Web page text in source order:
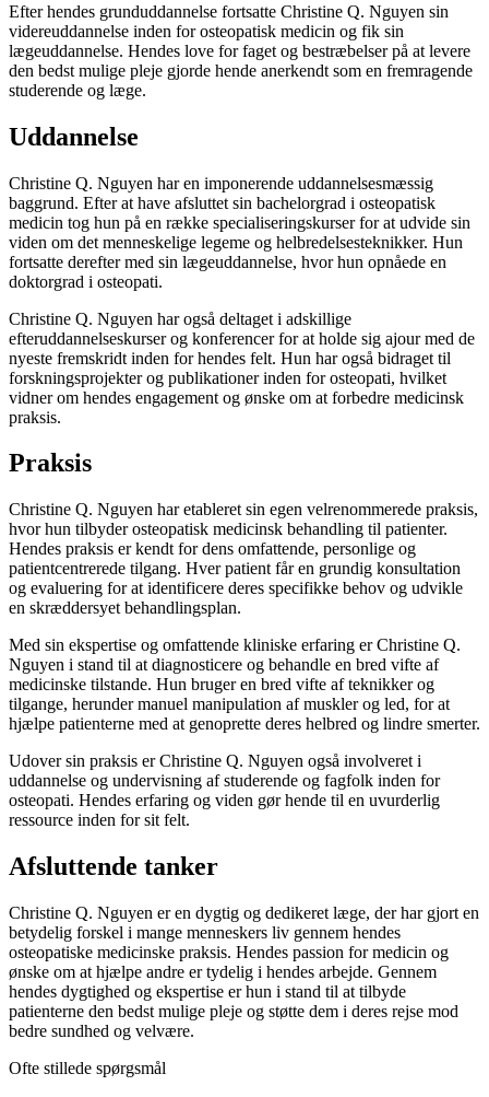
Efter hendes grunduddannelse fortsatte Christine Q. Nguyen sin
videreuddannelse inden for osteopatisk medicin og fik sin
lægeuddannelse. Hendes love for faget og bestræbelser på at levere
den bedst mulige pleje gjorde hende anerkendt som en fremragende
studerende og læge.
Uddannelse
Christine Q. Nguyen har en imponerende uddannelsesmæssig
baggrund. Efter at have afsluttet sin bachelorgrad i osteopatisk
medicin tog hun på en række specialiseringskurser for at udvide sin
viden om det menneskelige legeme og helbredelsesteknikker. Hun
fortsatte derefter med sin lægeuddannelse, hvor hun opnåede en
doktorgrad i osteopati.
Christine Q. Nguyen har også deltaget i adskillige
efteruddannelseskurser og konferencer for at holde sig ajour med de
nyeste fremskridt inden for hendes felt. Hun har også bidraget til
forskningsprojekter og publikationer inden for osteopati, hvilket
vidner om hendes engagement og ønske om at forbedre medicinsk
praksis.
Praksis
Christine Q. Nguyen har etableret sin egen velrenommerede praksis,
hvor hun tilbyder osteopatisk medicinsk behandling til patienter.
Hendes praksis er kendt for dens omfattende, personlige og
patientcentrerede tilgang. Hver patient får en grundig konsultation
og evaluering for at identificere deres specifikke behov og udvikle
en skræddersyet behandlingsplan.
Med sin ekspertise og omfattende kliniske erfaring er Christine Q.
Nguyen i stand til at diagnosticere og behandle en bred vifte af
medicinske tilstande. Hun bruger en bred vifte af teknikker og
tilgange, herunder manuel manipulation af muskler og led, for at
hjælpe patienterne med at genoprette deres helbred og lindre smerter.
Udover sin praksis er Christine Q. Nguyen også involveret i
uddannelse og undervisning af studerende og fagfolk inden for
osteopati. Hendes erfaring og viden gør hende til en uvurderlig
ressource inden for sit felt.
Afsluttende tanker
Christine Q. Nguyen er en dygtig og dedikeret læge, der har gjort en
betydelig forskel i mange menneskers liv gennem hendes
osteopatiske medicinske praksis. Hendes passion for medicin og
ønske om at hjælpe andre er tydelig i hendes arbejde. Gennem
hendes dygtighed og ekspertise er hun i stand til at tilbyde
patienterne den bedst mulige pleje og støtte dem i deres rejse mod
bedre sundhed og velvære.
Ofte stillede spørgsmål